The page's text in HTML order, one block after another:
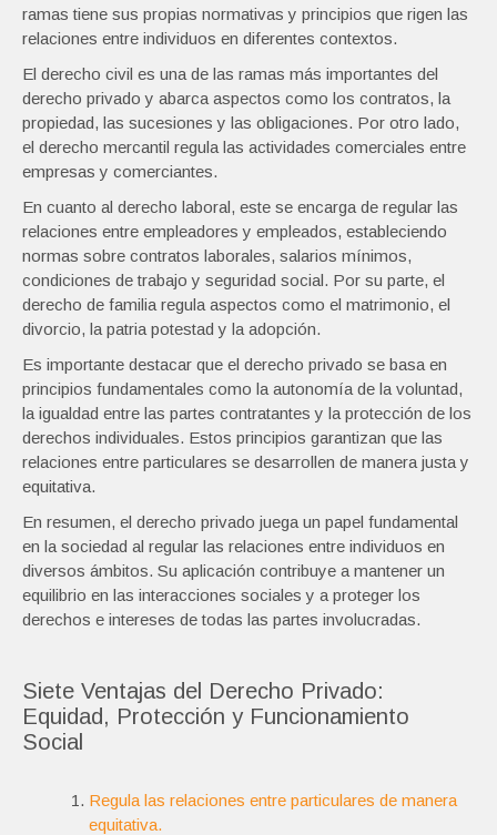
ramas tiene sus propias normativas y principios que rigen las
relaciones entre individuos en diferentes contextos.
El derecho civil es una de las ramas más importantes del
derecho privado y abarca aspectos como los contratos, la
propiedad, las sucesiones y las obligaciones. Por otro lado,
el derecho mercantil regula las actividades comerciales entre
empresas y comerciantes.
En cuanto al derecho laboral, este se encarga de regular las
relaciones entre empleadores y empleados, estableciendo
normas sobre contratos laborales, salarios mínimos,
condiciones de trabajo y seguridad social. Por su parte, el
derecho de familia regula aspectos como el matrimonio, el
divorcio, la patria potestad y la adopción.
Es importante destacar que el derecho privado se basa en
principios fundamentales como la autonomía de la voluntad,
la igualdad entre las partes contratantes y la protección de los
derechos individuales. Estos principios garantizan que las
relaciones entre particulares se desarrollen de manera justa y
equitativa.
En resumen, el derecho privado juega un papel fundamental
en la sociedad al regular las relaciones entre individuos en
diversos ámbitos. Su aplicación contribuye a mantener un
equilibrio en las interacciones sociales y a proteger los
derechos e intereses de todas las partes involucradas.
Siete Ventajas del Derecho Privado:
Equidad, Protección y Funcionamiento
Social
Regula las relaciones entre particulares de manera
equitativa.